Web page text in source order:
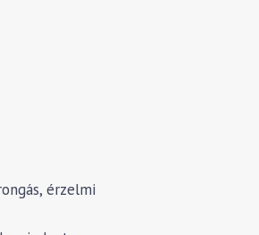
érzelmi